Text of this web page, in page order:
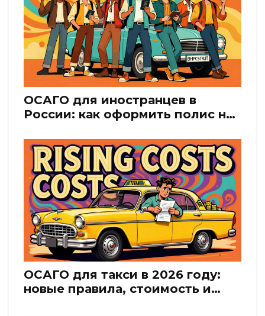
ОСАГО для иностранцев в
России: как оформить полис на
ОСАГО для такси в 2026 году:
новые правила, стоимость и